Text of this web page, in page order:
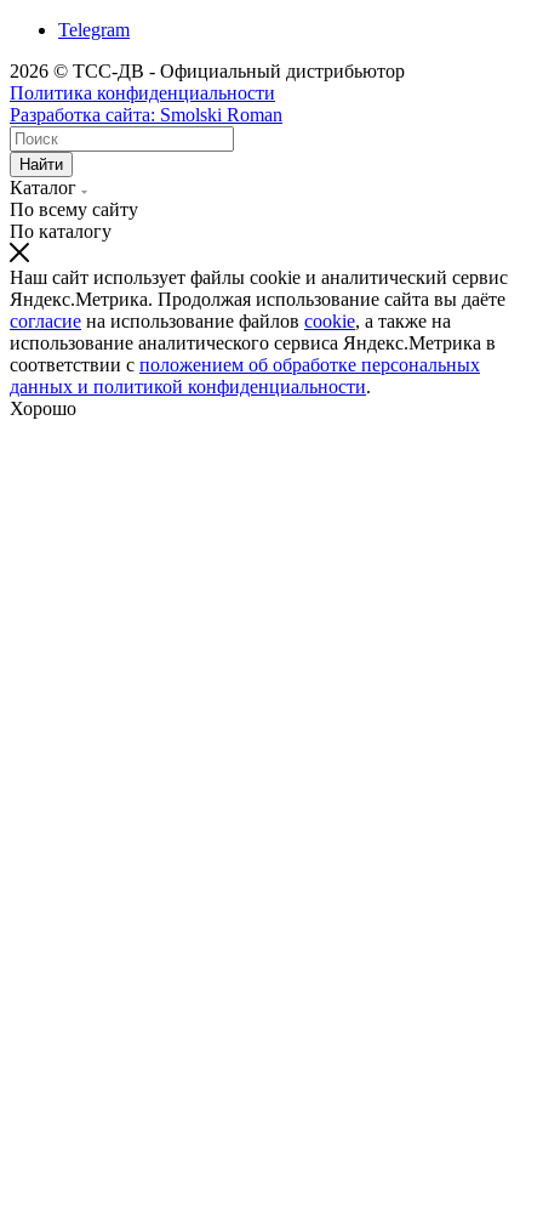
Telegram
2026 © ТСС-ДВ - Официальный дистрибьютор
Политика конфиденциальности
Разработка сайта: Smolski Roman
Найти
Каталог
По всему сайту
По каталогу
Наш сайт использует файлы cookie и аналитический сервис
Яндекс.Метрика. Продолжая использование сайта вы даёте
согласие на использование файлов cookie, а также на
использование аналитического сервиса Яндекс.Метрика в
соответствии с положением об обработке персональных
данных и политикой конфиденциальности.
Хорошо